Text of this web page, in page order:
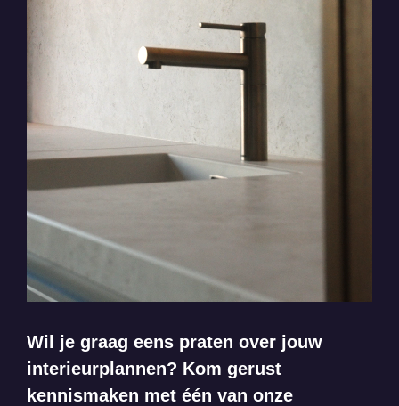
Wil je graag eens praten over jouw
interieurplannen? Kom gerust
kennismaken met één van onze